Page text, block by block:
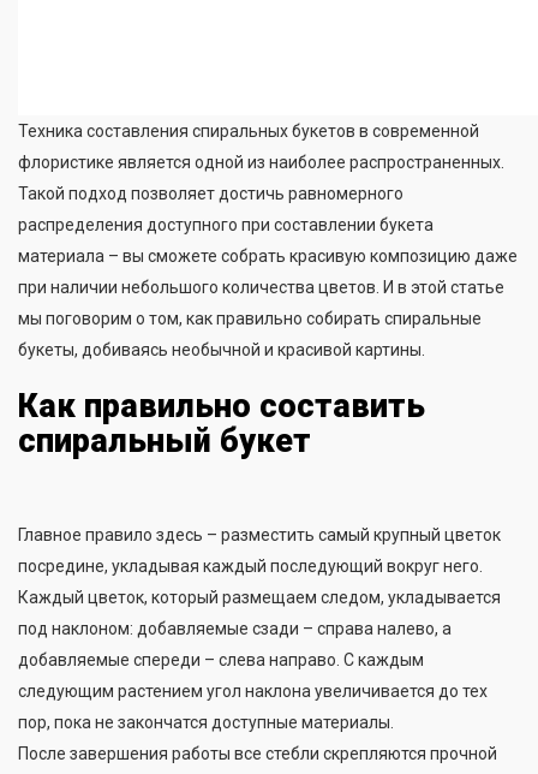
Техника составления спиральных букетов в современной
флористике является одной из наиболее распространенных.
Такой подход позволяет достичь равномерного
распределения доступного при составлении букета
материала – вы сможете собрать красивую композицию даже
при наличии небольшого количества цветов. И в этой статье
мы поговорим о том, как правильно собирать спиральные
букеты, добиваясь необычной и красивой картины.
Как правильно составить
спиральный букет
Главное правило здесь – разместить самый крупный цветок
посредине, укладывая каждый последующий вокруг него.
Каждый цветок, который размещаем следом, укладывается
под наклоном: добавляемые сзади – справа налево, а
добавляемые спереди – слева направо. С каждым
следующим растением угол наклона увеличивается до тех
пор, пока не закончатся доступные материалы.
После завершения работы все стебли скрепляются прочной